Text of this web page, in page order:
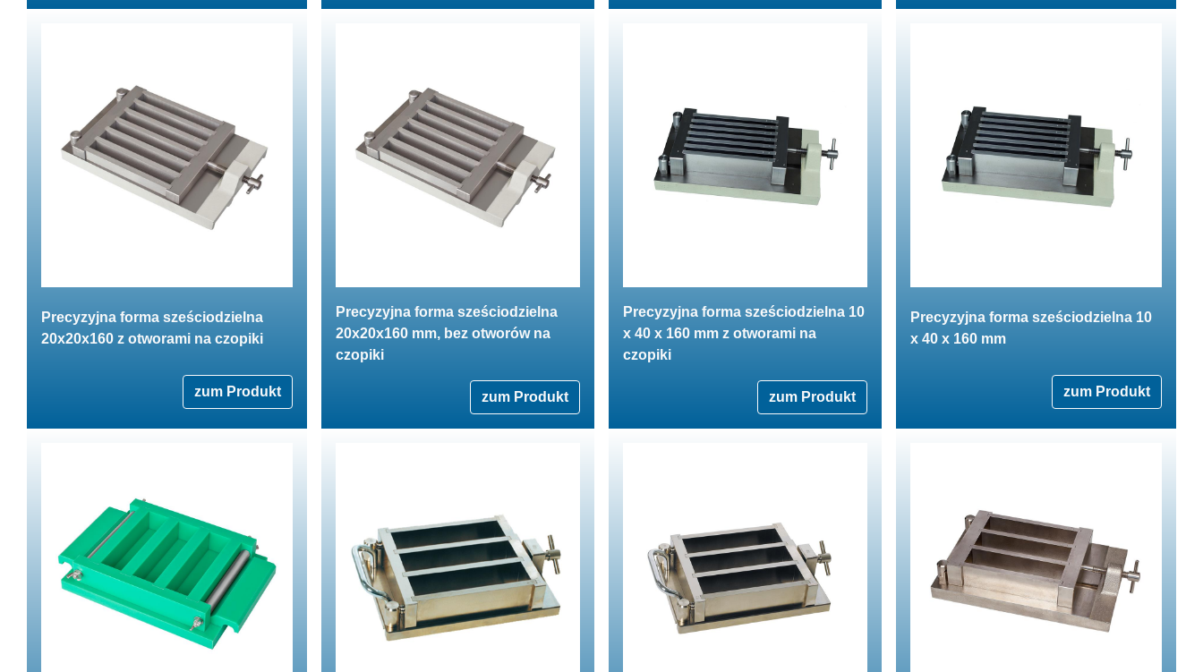
Precyzyjna forma sześciodzielna
20x20x160 z otworami na czopiki
zum Produkt
Precyzyjna forma sześciodzielna
20x20x160 mm, bez otworów na
czopiki
zum Produkt
Precyzyjna forma sześciodzielna 10
x 40 x 160 mm z otworami na
czopiki
zum Produkt
Precyzyjna forma sześciodzielna 10
x 40 x 160 mm
zum Produkt